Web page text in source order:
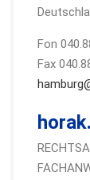
Fon
Fax
horak.